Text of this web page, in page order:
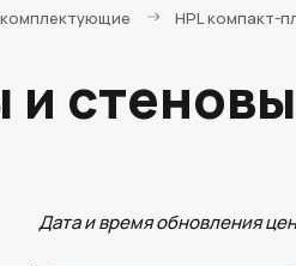
HPL компакт-
Дата и время обновления